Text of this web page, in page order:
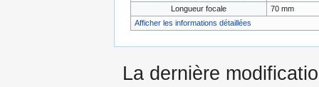
Longueur focale
70 mm
Afficher les informations détaillées
La dernière